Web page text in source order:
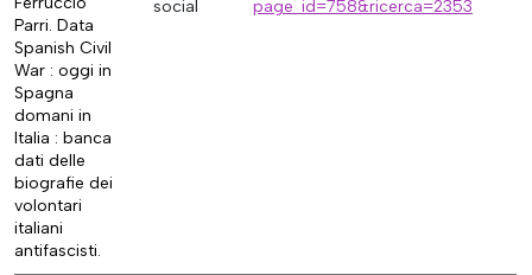
Parri. Data
Spanish Civil
War : oggi in
Spagna
domani in
Italia : banca
dati delle
biografie dei
volontari
italiani
antifascisti.
social
page_id=758&ricerca=2353